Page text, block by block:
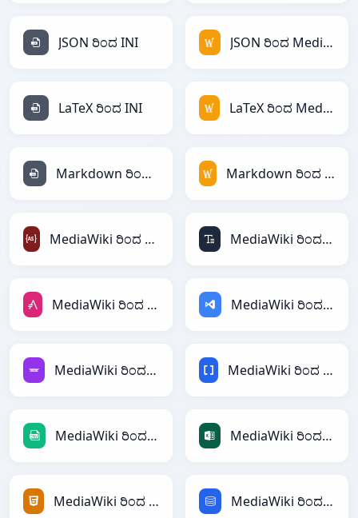
JSON ರಿಂದ INI JSON ರಿಂದ MediaWiki
LaTeX ರಿಂದ INI LaTeX ರಿಂದ MediaWiki
Markdown ರಿಂದ INI Markdown ರಿಂದ MediaWiki
MediaWiki ರಿಂದ ActionScript MediaWiki ರಿಂದ ASCII
MediaWiki ರಿಂದ AsciiDoc MediaWiki ರಿಂದ ASP
MediaWiki ರಿಂದ Avro MediaWiki ರಿಂದ BBCode
MediaWiki ರಿಂದ CSV MediaWiki ರಿಂದ Excel
MediaWiki ರಿಂದ HTML MediaWiki ರಿಂದ SQL